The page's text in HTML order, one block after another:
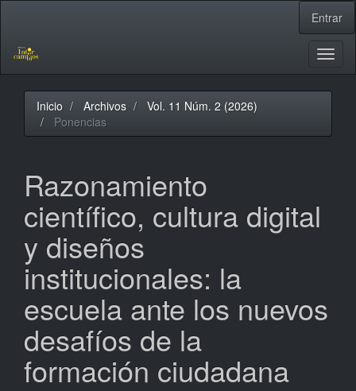
principal
Barra
lateral
Entrar
Inicio Archivos
Vol. 11 Núm. 2 (2026)
Ponencias
Razonamiento
científico, cultura digital
y diseños
institucionales: la
escuela ante los nuevos
desafíos de la
formación ciudadana